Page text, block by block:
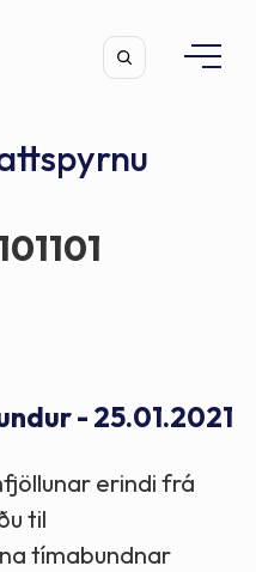
- 25.01.2021
erindi frá
til
tímabundnar